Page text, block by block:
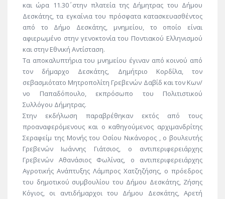
και ώρα 11.30΄ στην πλατεία της Δήμητρας του Δήμου
Δεσκάτης, τα εγκαίνια του πρόσφατα κατασκευασθέντος
από το Δήμο Δεσκάτης, μνημείου, το οποίο είναι
αφιερωμένο στην γενοκτονία του Ποντιακού Ελληνισμού
και στην Εθνική Αντίσταση.
Τα αποκαλυπτήρια του μνημείου έγιναν από κοινού από
τον δήμαρχο Δεσκάτης, Δημήτριο Κορδίλα, τον
σεβασμιότατο Μητροπολίτη Γρεβενών Δαβίδ και τον Κων/
νο Παπαδόπουλο, εκπρόσωπο του Πολιτιστικού
Συλλόγου Δήμητρας.
Στην εκδήλωση παραβρέθηκαν εκτός από τους
προαναφερόμενους και ο καθηγούμενος αρχιμανδρίτης
Σεραφείμ της Μονής του Οσίου Νικάνορος , ο βουλευτής
Γρεβενών Ιωάννης Γιάτσιος, ο αντιπεριφερειάρχης
Γρεβενών Αθανάσιος Φωλίνας, ο αντιπεριφερειάρχης
Αγροτικής Ανάπτυξης Λάμπρος Χατζηζήσης, ο πρόεδρος
του δημοτικού συμβουλίου του Δήμου Δεσκάτης, Ζήσης
Κόγιος, οι αντιδήμαρχοι του Δήμου Δεσκάτης, Αρετή